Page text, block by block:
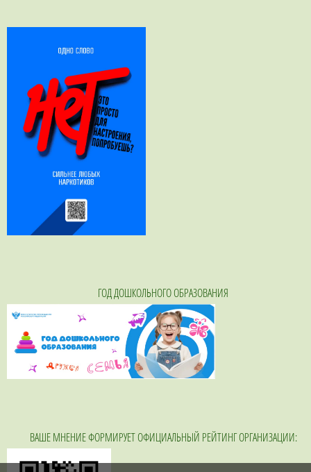
ГОД ДОШКОЛЬНОГО ОБРАЗОВАНИЯ
ВАШЕ МНЕНИЕ ФОРМИРУЕТ ОФИЦИАЛЬНЫЙ РЕЙТИНГ ОРГАНИЗАЦИИ: